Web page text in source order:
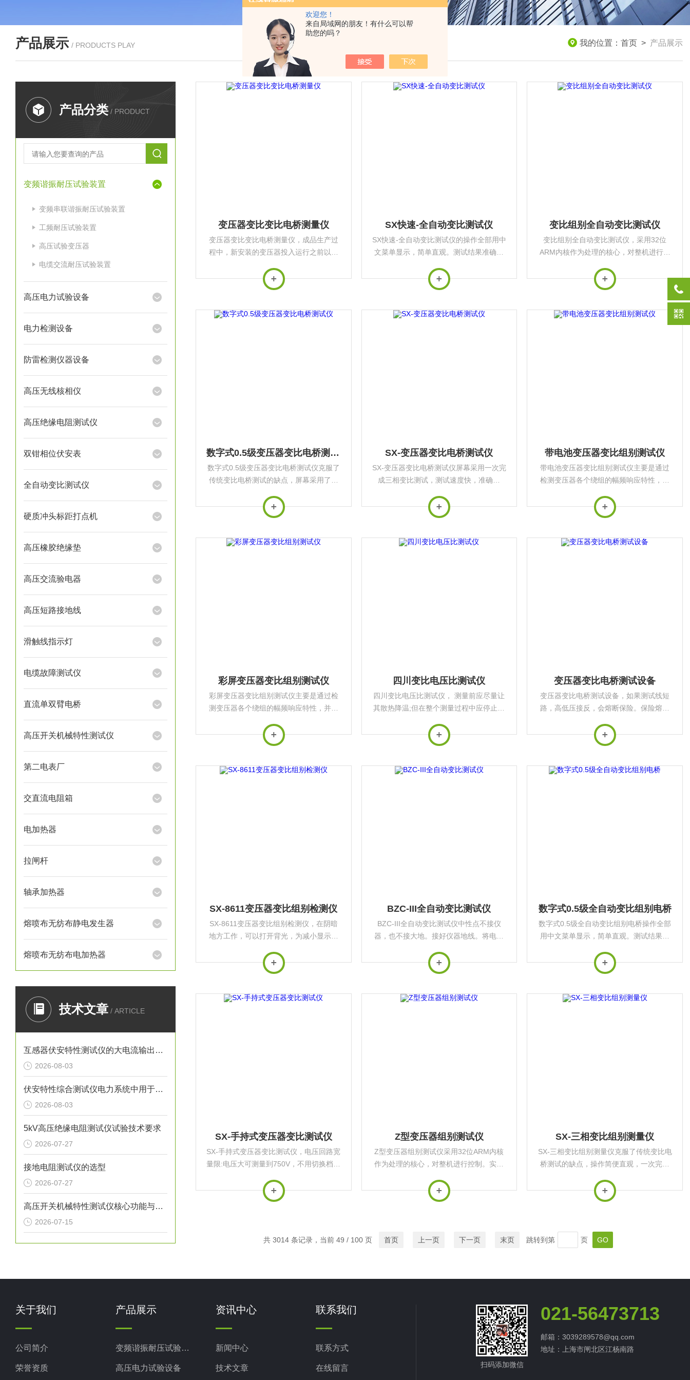
欢迎您！
来自局域网的朋友！有什么可以帮
助您的吗？
产品展示 / PRODUCTS PLAY 我的位置： 首页 > 产品展示
产品分类 / PRODUCT
变频谐振耐压试验装置
变频串联谐振耐压试验装置
工频耐压试验装置
高压试验变压器
电缆交流耐压试验装置
高压电力试验设备
电力检测设备
防雷检测仪器设备
高压无线核相仪
高压绝缘电阻测试仪
双钳相位伏安表
全自动变比测试仪
硬质冲头标距打点机
高压橡胶绝缘垫
高压交流验电器
高压短路接地线
滑触线指示灯
电缆故障测试仪
直流单双臂电桥
高压开关机械特性测试仪
第二电表厂
交直流电阻箱
电加热器
拉闸杆
轴承加热器
熔喷布无纺布静电发生器
熔喷布无纺布电加热器
技术文章 / ARTICLE
互感器伏安特性测试仪的大电流输出有什么作用？
2026-08-03
伏安特性综合测试仪电力系统中用于全自动检测电流互感器的仪器
2026-08-03
5kV高压绝缘电阻测试仪试验技术要求
2026-07-27
接地电阻测试仪的选型
2026-07-27
高压开关机械特性测试仪核心功能与测量参数
2026-07-15
变压器变比变比电桥测量仪
变压器变比变比电桥测量仪，成品生产过
程中，新安装的变压器投入运行之前以及
力部的预防性试验规程中，要求对运行的
变压器定期进行匝数比或电压比测试。
SX快速-全自动变比测试仪
SX快速-全自动变比测试仪的操作全部用中
文菜单显示，简单直观。测试结果准确可
扰能力强。能够满足各种大中小型变压器
变比测试的需要。
变比组别全自动变比测试仪
变比组别全自动变比测试仪，采用32位
ARM内核作为处理的核心，对整机进行控
的一次完成。
数字式0.5级变压器变比电桥测试仪
数字式0.5级变压器变比电桥测试仪克服了
传统变比电桥测试的缺点，屏幕采用了大
功能，操作简便直观，一次完成三相变比
测试，测试速度快，准确度高。
SX-变压器变比电桥测试仪
SX-变压器变比电桥测试仪屏幕采用一次完
成三相变比测试，测试速度快，准确度
试验带来了很高的效率。
带电池变压器变比组别测试仪
带电池变压器变比组别测试仪主要是通过
检测变压器各个绕组的幅频响应特性，并
频响应特性的变化程度，判断变压器可能
发生的绕组变形
彩屏变压器变比组别测试仪
彩屏变压器变比组别测试仪主要是通过检
测变压器各个绕组的幅频响应特性，并对
响应特性的变化程度，判断变压器可能发
生的绕组变形。
四川变比电压比测试仪
四川变比电压比测试仪， 测量前应尽量让
其散热降温;但在整个测量过程中应停止对
过程中温度变化过大而影响测量结果的*
性。
变压器变比电桥测试设备
变压器变比电桥测试设备，如果测试线短
路，高低压接反，会熔断保险。保险熔断
等待!“后停住。请关机，更换相同容量的保
险，重测。
SX-8611变压器变比组别检测仪
SX-8611变压器变比组别检测仪，在阴暗
地方工作，可以打开背光，为减小显示器
BZC-III全自动变比测试仪
BZC-III全自动变比测试仪中性点不接仪
器，也不接大地。接好仪器地线。将电源
一端与交流220V电源相联。
数字式0.5级全自动变比组别电桥
数字式0.5级全自动变比组别电桥操作全部
用中文菜单显示，简单直观。测试结果准
抗干扰能力强。能够满足各种大中小型变
压器变比测试的需要。
SX-手持式变压器变比测试仪
SX-手持式变压器变比测试仪，电压回路宽
量限:电压大可测量到750V，不用切换档位
仪器本身有所损坏。
Z型变压器组别测试仪
Z型变压器组别测试仪采用32位ARM内核
作为处理的核心，对整机进行控制。实现
成。
SX-三相变比组别测量仪
SX-三相变比组别测量仪克服了传统变比电
桥测试的缺点，操作简便直观，一次完成
高。
共 3014 条记录，当前 49 / 100 页 首页 上一页 下一页 末页 跳转到第 页
关于我们
公司简介
荣誉资质
产品展示
变频谐振耐压试验装置
高压电力试验设备
资讯中心
新闻中心
技术文章
联系我们
联系方式
在线留言 扫码添加微信
021-56473713
邮箱：3039289578@qq.com
地址：上海市闸北区江杨南路